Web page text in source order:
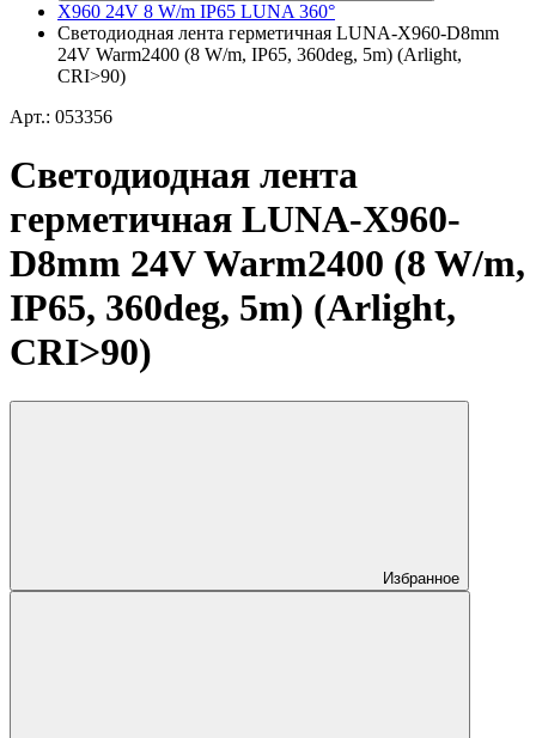
X960 24V 8 W/m IP65 LUNA 360°
Светодиодная лента герметичная LUNA-X960-D8mm
24V Warm2400 (8 W/m, IP65, 360deg, 5m) (Arlight,
CRI>90)
Арт.: 053356
Светодиодная лента
герметичная LUNA-X960-
D8mm 24V Warm2400 (8 W/m,
IP65, 360deg, 5m) (Arlight,
CRI>90)
Избранное